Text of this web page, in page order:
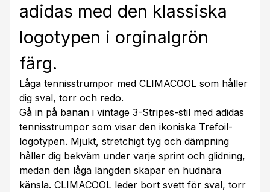
adidas med den klassiska
logotypen i orginalgrön
färg.
Låga tennisstrumpor med CLIMACOOL som håller
dig sval, torr och redo.
Gå in på banan i vintage 3-Stripes-stil med adidas
tennisstrumpor som visar den ikoniska Trefoil-
logotypen. Mjukt, stretchigt tyg och dämpning
håller dig bekväm under varje sprint och glidning,
medan den låga längden skapar en hudnära
känsla. CLIMACOOL leder bort svett för sval, torr